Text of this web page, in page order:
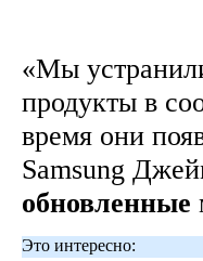
«Мы
продукты в
время они
Samsung
обновленные
Это интересно: